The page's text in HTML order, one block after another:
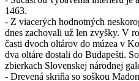
1463.
- Z viacerých hodnotných
dnes zachovali už len zvyšky. V
časti dvoch oltárov do múzea v
dva oltáre dostali do Budapešti.
zbierkach Slovenskej národnej
- Drevená skriňa so soškou